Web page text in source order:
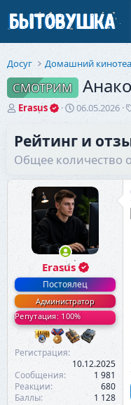
Досуг Домашний
СМОТРИМ
А
о
р
е
Erasus
Д
н
ч
а
л
а
06.05.2026
Рейтинг и
Общее количество
Erasus
Постоялец
Администратор
Репутация: 100%
Регистрация
10.12.2025
Сообщения
1 981
Реакции
680
Баллы
1 128